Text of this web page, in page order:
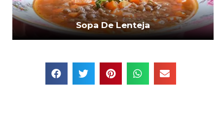
Sopa De Lenteja